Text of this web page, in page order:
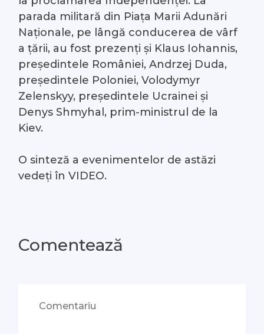
Contacte
parada militară din Piața Marii Adunări
Naționale, pe lângă conducerea de vârf
a țării, au fost prezenți și Klaus Iohannis,
președintele României, Andrzej Duda,
președintele Poloniei, Volodymyr
Zelenskyy, președintele Ucrainei și
Denys Shmyhal, prim-ministrul de la
Kiev.
O sinteză a evenimentelor de astăzi
vedeți în VIDEO.
Comentează